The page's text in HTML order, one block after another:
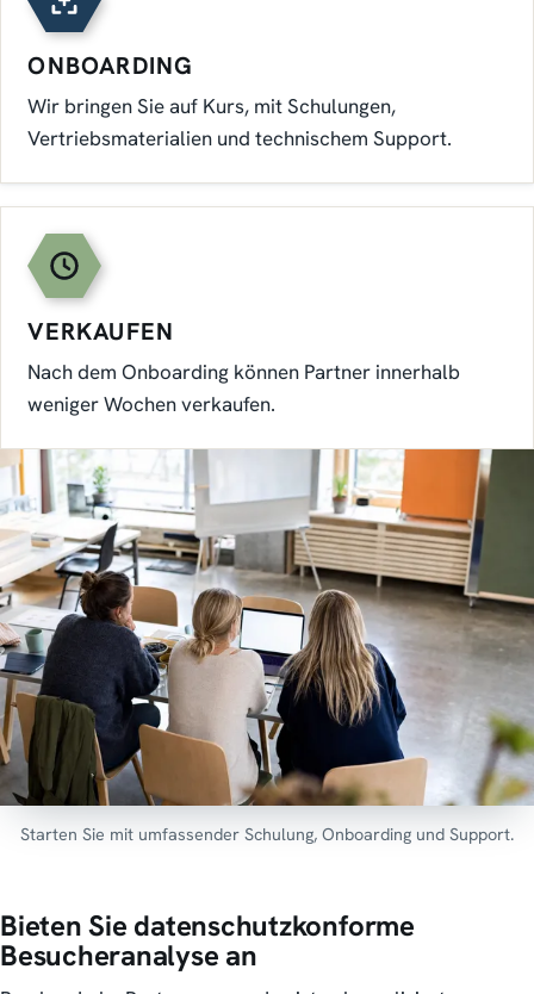
ONBOARDING
Wir bringen Sie auf Kurs, mit Schulungen,
Vertriebsmaterialien und technischem Support.
VERKAUFEN
Nach dem Onboarding können Partner innerhalb
weniger Wochen verkaufen.
Starten Sie mit umfassender Schulung, Onboarding und Support.
Bieten Sie datenschutzkonforme
Besucheranalyse an